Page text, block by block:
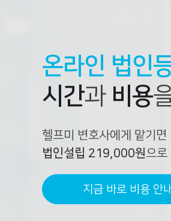
온라인 법인
시간과 비용
헬프미 변호사에게 맡기면
법인설립 219,000원으로
지금 바로 비용 안